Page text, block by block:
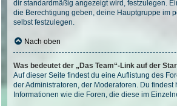
dir standardmäßig angezeigt wird, festzulegen.
die Berechtigung geben, deine Hauptgruppe im
selbst festzulegen.
Nach oben
Was bedeutet der „Das Team“-Link auf der
Auf dieser Seite findest du eine Auflistung des
der Administratoren, der Moderatoren. Du findest
Informationen wie die Foren, die diese im